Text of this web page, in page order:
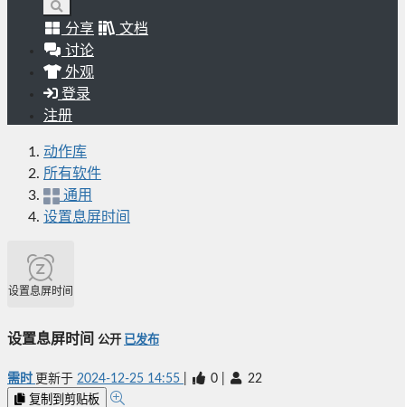
分享
文档
讨论
外观
登录
注册
动作库
所有软件
通用
设置息屏时间
设置息屏时间
设置息屏时间 公开 已发布
需时 更新于 2024-12-25 14:55 0 22
复制到剪贴板